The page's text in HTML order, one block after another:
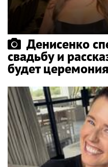
Денисенко
свадьбу и
будет церемония